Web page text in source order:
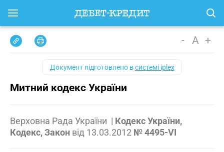
- A +
Документ підготовлено всистемі iplex
Митний кодекс України
Верховна Рада України | Кодекс України,
Кодекс, Закон від 13.03.2012 № 4495-VI